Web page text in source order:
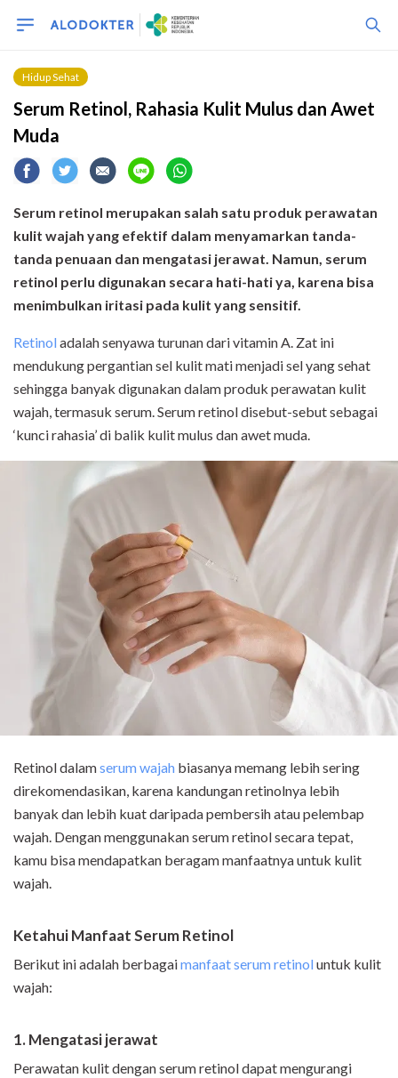
Hidup Sehat
Serum Retinol, Rahasia Kulit Mulus dan Awet
Muda
Serum retinol merupakan salah satu produk perawatan
kulit wajah yang efektif dalam menyamarkan tanda-
tanda penuaan dan mengatasi jerawat. Namun, serum
retinol perlu digunakan secara hati-hati ya, karena bisa
menimbulkan iritasi pada kulit yang sensitif.
Retinoladalah senyawa turunan dari vitamin A. Zat ini
mendukung pergantian sel kulit mati menjadi sel yang sehat
sehingga banyak digunakan dalam produk perawatan kulit
wajah, termasuk serum. Serum retinol disebut-sebut sebagai
‘kunci rahasia’ di balik kulit mulus dan awet muda.
Retinol dalamserum wajah biasanya memang lebih sering
direkomendasikan, karena kandungan retinolnya lebih
banyak dan lebih kuat daripada pembersih atau pelembap
wajah. Dengan menggunakan serum retinol secara tepat,
kamu bisa mendapatkan beragam manfaatnya untuk kulit
wajah.
Ketahui Manfaat Serum Retinol
Berikut ini adalah berbagaimanfaat serum retinoluntuk kulit
wajah:
1. Mengatasi jerawat
Perawatan kulit dengan serum retinol dapat mengurangi